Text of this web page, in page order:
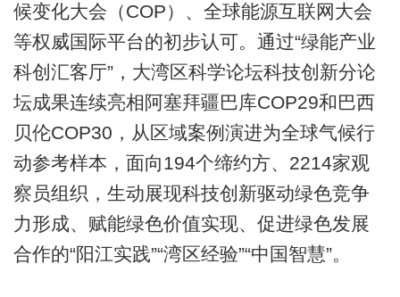
候变化大会（COP）、全球能源互联网大会
等权威国际平台的初步认可。通过“绿能产业
科创汇客厅”，大湾区科学论坛科技创新分论
坛成果连续亮相阿塞拜疆巴库COP29和巴西
贝伦COP30，从区域案例演进为全球气候行
动参考样本，面向194个缔约方、2214家观
察员组织，生动展现科技创新驱动绿色竞争
力形成、赋能绿色价值实现、促进绿色发展
合作的“阳江实践”“湾区经验”“中国智慧”。